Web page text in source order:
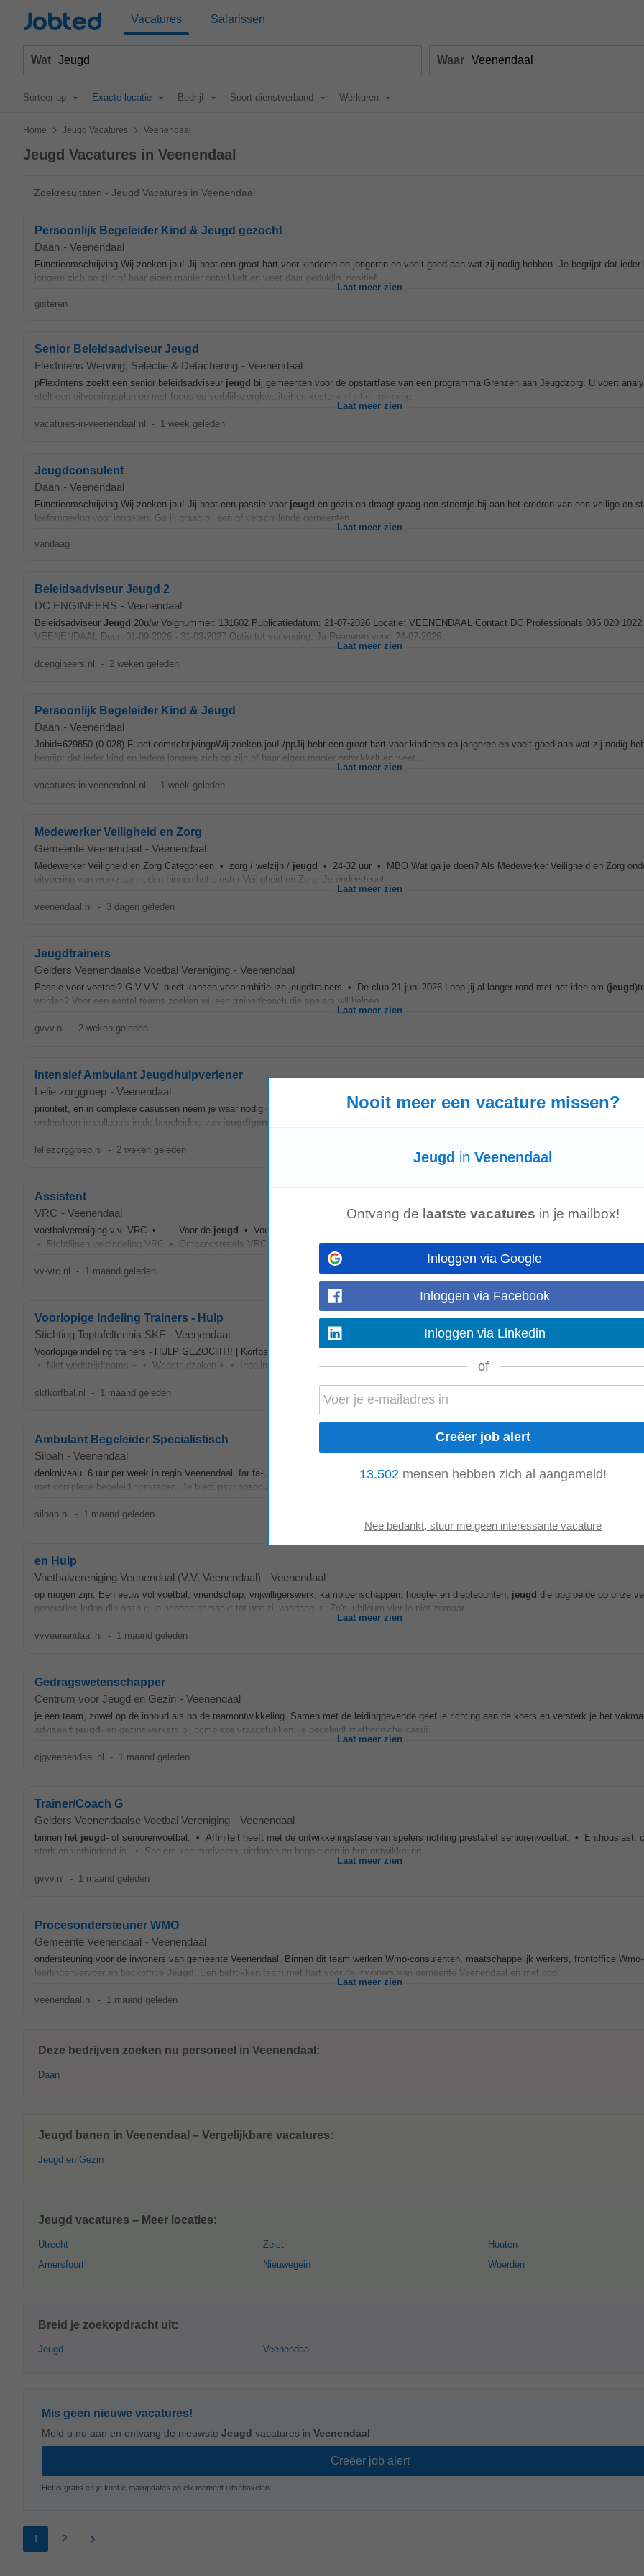
Jobted Vacatures Salarissen
Wat Waar
Sorteer op Exacte locatie Bedrijf Soort dienstverband Werkuren
Home > Jeugd Vacatures > Veenendaal
Jeugd Vacatures in Veenendaal
Zoekresultaten - Jeugd Vacatures in Veenendaal
Persoonlijk Begeleider Kind & Jeugd gezocht
Daan - Veenendaal
Functieomschrijving Wij zoeken jou! Jij hebt een groot hart voor kinderen en jongeren en voelt goed aan wat zij nodig hebben. Je begrijpt dat ieder
jongere zich op zijn of haar eigen manier ontwikkelt en weet daar geduldig, positief...
Laat meer zien
gisteren
Senior Beleidsadviseur Jeugd
FlexIntens Werving, Selectie & Detachering - Veenendaal
pFlexIntens zoekt een senior beleidsadviseur jeugd bij gemeenten voor de opstartfase van een programma Grenzen aan Jeugdzorg. U voert
stelt een uitvoeringsplan op met focus op verblijfszorgkwaliteit en kostenreductie, rekening...
Laat meer zien
vacatures-in-veenendaal.nl - 1 week geleden
Jeugdconsulent
Daan - Veenendaal
Functieomschrijving Wij zoeken jou! Jij hebt een passie voor jeugd en gezin en draagt graag een steentje bij aan het creëren van een veilige en
leefomgeving voor jongeren. Ga jij graag bij een of verschillende gemeenten...
Laat meer zien
vandaag
Beleidsadviseur Jeugd 2
DC ENGINEERS - Veenendaal
Beleidsadviseur Jeugd 20u/w Volgnummer: 131602 Publicatiedatum: 21-07-2026 Locatie: VEENENDAAL Contact DC Professionals 085 020
VEENENDAAL Duur: 01-09-2026 - 31-03-2027 Optie tot verlenging: Ja Reageren voor: 24-07-2026...
Laat meer zien
dcengineers.nl - 2 weken geleden
Persoonlijk Begeleider Kind & Jeugd
Daan - Veenendaal
Jobid=629850 (0.028) FunctieomschrijvingpWij zoeken jou! /ppJij hebt een groot hart voor kinderen en jongeren en voelt goed aan wat zij nodig
begrijpt dat ieder kind en iedere jongere zich op zijn of haar eigen manier ontwikkelt en weet...
Laat meer zien
vacatures-in-veenendaal.nl - 1 week geleden
Medewerker Veiligheid en Zorg
Gemeente Veenendaal - Veenendaal
Medewerker Veiligheid en Zorg Categorieën • zorg / welzijn / jeugd
• 24-32 uur • MBO Wat ga je doen? Als Medewerker Veiligheid en Zorg
uitvoering van werkzaamheden binnen het cluster Veiligheid en Zorg. Je ondersteunt...
Laat meer zien
veenendaal.nl - 3 dagen geleden
Jeugdtrainers
Gelders Veenendaalse Voetbal Vereniging - Veenendaal
Passie voor voetbal? G.V.V.V. biedt kansen voor ambitieuze jeugdtrainers • De club 21 juni 2026 Loop jij al langer rond met het idee om (jeugd
worden? Voor een aantal teams zoeken wij een trainer/coach die spelers wil helpen...
Laat meer zien
gvvv.nl - 2 weken geleden
Intensief Ambulant Jeugdhulpverlener
Lelie zorggroep - Veenendaal
prioriteit, en in complexe casussen neem je waar nodig de regie. Je bent verantwoordelijk voor een zorgvuldige en volledige dossiervoering.
ondersteun je collega's in de begeleiding van jeugdigen
leliezorggroep.nl - 2 weken geleden
Assistent
VRC - Veenendaal
voetbalvereniging v.v. VRC • - - - Voor de jeugd • Voetbal Academie • Beleidsplan
• Richtlijnen veldindeling VRC • Omgangsregels VRC • Vertrouwens...
Laat meer zien
vv-vrc.nl - 1 maand geleden
Voorlopige Indeling Trainers - Hulp
Stichting Toptafeltennis SKF - Veenendaal
Voorlopige indeling trainers - HULP GEZOCHT!! | Korfbalvereniging SKF • - - Veilig sporten + • Organisatie + • Teams •JeugdOranje •
• Niet-wedstrijdteams + • Wedstrijdzaken + • Indelingen + • Trainingstijden...
skfkorfbal.nl - 1 maand geleden
Ambulant Begeleider Specialistisch
Siloah - Veenendaal
denkniveau. 6 uur per week in regio Veenendaal. far fa-user-nurse Wat ga je doen? Als begeleider specialistisch werk je met cliënten (jeugd
met complexe begeleidingsvragen. Je biedt psychosociale ondersteuning en praktische begeleiding...
siloah.nl - 1 maand geleden
en Hulp
Voetbalvereniging Veenendaal (V.V. Veenendaal) - Veenendaal
op mogen zijn. Een eeuw vol voetbal, vriendschap, vrijwilligerswerk, kampioenschappen, hoogte- en dieptepunten, jeugd die opgroeide op onze
generaties leden die onze club hebben gemaakt tot wat zij vandaag is. Zo'n jubileum vier je niet zomaar...
Laat meer zien
vvveenendaal.nl - 1 maand geleden
Gedragswetenschapper
Centrum voor Jeugd en Gezin - Veenendaal
je een team, zowel op de inhoud als op de teamontwikkeling. Samen met de leidinggevende geef je richting aan de koers en versterk je het
adviseert jeugd- en gezinswerkers bij complexe vraagstukken, je begeleidt methodische casuï...
Laat meer zien
cjgveenendaal.nl - 1 maand geleden
Trainer/Coach G
Gelders Veenendaalse Voetbal Vereniging - Veenendaal
binnen het jeugd - of seniorenvoetbal. • Affiniteit heeft met de ontwikkelingsfase van spelers richting prestatief seniorenvoetbal. • Enthousiast,
sterk en verbindend is. • Spelers kan motiveren, uitdagen en begeleiden in hun ontwikkeling...
Laat meer zien
gvvv.nl - 1 maand geleden
Procesondersteuner WMO
Gemeente Veenendaal - Veenendaal
ondersteuning voor de inwoners van gemeente Veenendaal. Binnen dit team werken Wmo-consulenten, maatschappelijk werkers, frontoffice
leerlingenvervoer en backoffice Jeugd . Een betrokken team met hart voor de inwoners van gemeente Veenendaal en met oog...
Laat meer zien
veenendaal.nl - 1 maand geleden
Deze bedrijven zoeken nu personeel in Veenendaal:
Daan
Jeugd banen in Veenendaal – Vergelijkbare vacatures:
Jeugd en Gezin
Jeugd vacatures – Meer locaties:
Utrecht
Amersfoort
Zeist
Nieuwegein
Houten
Woerden
Breid je zoekopdracht uit:
Jeugd Veenendaal
Mis geen nieuwe vacatures!
Meld u nu aan en ontvang de nieuwste Jeugd vacatures in Veenendaal
Het is gratis en je kunt e-mailupdates op elk moment uitschakelen
1 2
Nooit meer een vacature missen?
Jeugd in Veenendaal
Ontvang de laatste vacatures in je mailbox!
Inloggen via Google
Inloggen via Facebook
Inloggen via Linkedin
of
13.502 mensen hebben zich al aangemeld!